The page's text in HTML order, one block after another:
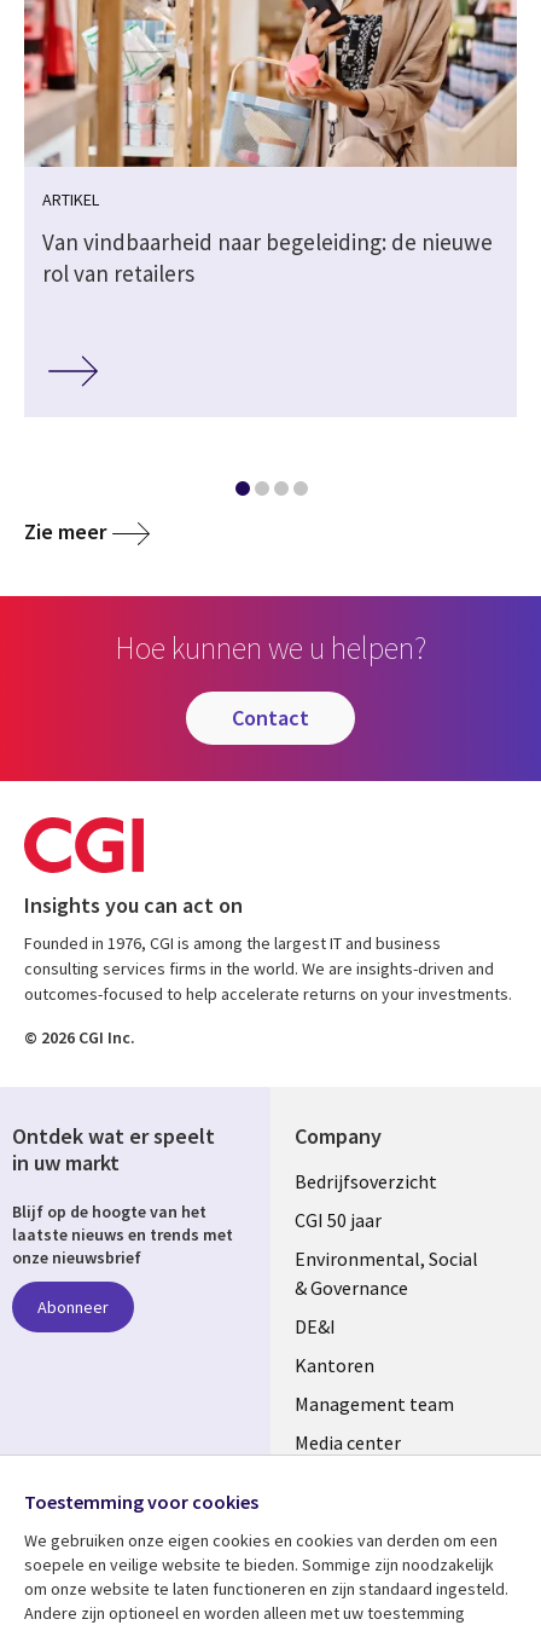
ARTIKEL
Van vindbaarheid naar begeleiding: de nieuwe
rol van retailers
Zie meer
Hoe kunnen we u helpen?
contact
Insights you can act on
Founded in 1976, CGI is among the largest IT and business
consulting services firms in the world. We are insights-driven and
outcomes-focused to help accelerate returns on your investments.
© 2026 CGI Inc.
Company
Useful
links
NETHERLANDS
Bedrijfsoverzicht
CGI 50 jaar
Environmental, Social
& Governance
DE&I
Kantoren
Management team
Media center
Ontdek wat er speelt
in uw markt
Blijf op de hoogte van het
laatste nieuws en trends met
onze nieuwsbrief
Abonneer
Media
NETHERLANDS
Toestemming voor cookies
We gebruiken onze eigen cookies en cookies van derden om een ​​
soepele en veilige website te bieden. Sommige zijn noodzakelijk
om onze website te laten functioneren en zijn standaard ingesteld.
Andere zijn optioneel en worden alleen met uw toestemming